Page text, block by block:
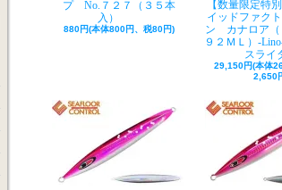
プ No.７２７（３５本
入）
880円(本体800円、税80円)
【数量限定特
イッドファク
ン カナロア（
９２ＭＬ）-
スライ
29,150円(本体
2,650